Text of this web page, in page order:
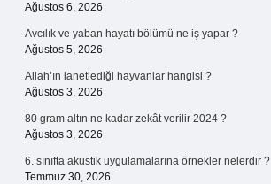
Ağustos 6, 2026
Avcılık ve yaban hayatı bölümü ne iş yapar ?
Ağustos 5, 2026
Allah’ın lanetlediği hayvanlar hangisi ?
Ağustos 3, 2026
80 gram altın ne kadar zekât verilir 2024 ?
Ağustos 3, 2026
6. sınıfta akustik uygulamalarına örnekler nelerdir ?
Temmuz 30, 2026